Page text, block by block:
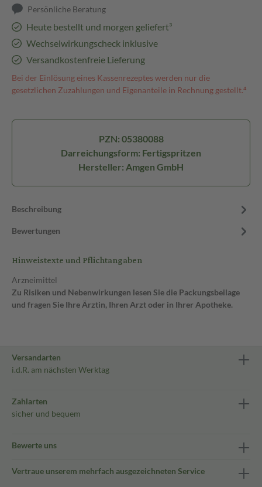
Persönliche Beratung
Heute bestellt und morgen geliefert³
Wechselwirkungscheck inklusive
Versandkostenfreie Lieferung
Bei der Einlösung eines Kassenrezeptes werden nur die
gesetzlichen Zuzahlungen und Eigenanteile in Rechnung gestellt.⁴
PZN: 05380088
Darreichungsform: Fertigspritzen
Hersteller: Amgen GmbH
Beschreibung
Bewertungen
Hinweistexte und Pflichtangaben
Arzneimittel
Zu Risiken und Nebenwirkungen lesen Sie die Packungsbeilage
und fragen Sie Ihre Ärztin, Ihren Arzt oder in Ihrer Apotheke.
Versandarten
i.d.R. am nächsten Werktag
Zahlarten
sicher und bequem
Bewerte uns
Vertraue unserem mehrfach ausgezeichneten Service